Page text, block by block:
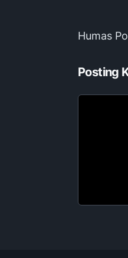
Humas
Posting